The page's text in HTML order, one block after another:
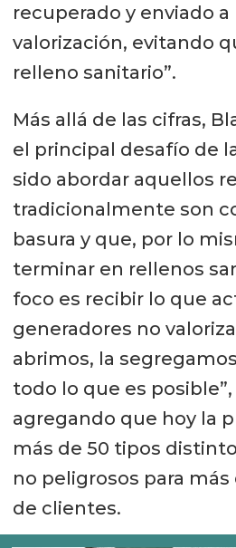
recuperado y enviado
valorización, evitando
relleno sanitario”.
Más allá de las cifras,
el principal desafío de
sido abordar aquellos
tradicionalmente son
basura y que, por lo
terminar en rellenos
foco es recibir lo que
generadores no
abrimos, la
todo lo que es
agregando que hoy la
más de 50 tipos
no peligrosos para
de clientes.